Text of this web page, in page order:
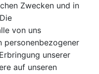
Zwecken und in
von uns
personenbezogener
unserer
auf unseren